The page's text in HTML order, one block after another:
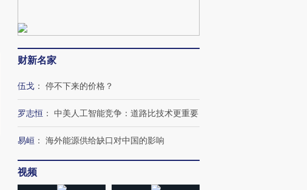
财新名家
伍戈 ： 停不下来的价格？
罗志恒 ： 中美人工智能竞争：道路比技术更重要
易峘 ： 海外能源供给缺口对中国的影响
视频